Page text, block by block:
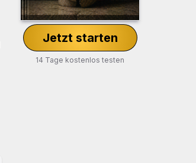
Jetzt starten
14 Tage kostenlos testen